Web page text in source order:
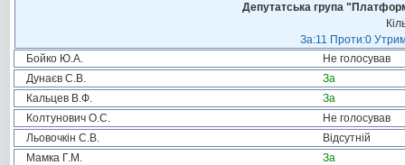
Депутатська група
За:11 Проти:0
Бойко Ю.А.
Не голосував
Дунаєв С.В.
За
Кальцев В.Ф.
За
Колтунович О.С.
Не голосував
Льовочкін С.В.
Відсутній
Мамка Г.М.
За